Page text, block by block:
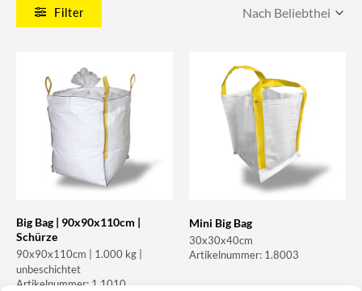
Filter
Big Bag | 90x90x110cm |
Schürze
90x90x110cm | 1.000 kg |
unbeschichtet
Artikelnummer: 1.1010
Mini Big Bag
30x30x40cm
Artikelnummer: 1.8003